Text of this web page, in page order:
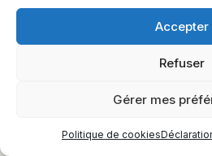
Accepter
Refuser
Gérer mes
Politique de cookies